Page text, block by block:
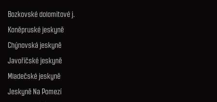
Bozkovské dolomitové j.
Koněpruské jeskyně
Chýnovská jeskyně
Javoříčské jeskyně
Mladečské jeskyně
Jeskyně Na Pomezí